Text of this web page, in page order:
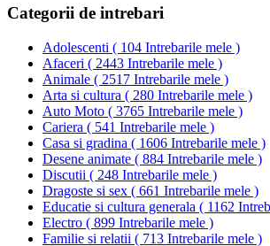
Categorii de intrebari
Adolescenti ( 104 Intrebarile mele )
Afaceri ( 2443 Intrebarile mele )
Animale ( 2517 Intrebarile mele )
Arta si cultura ( 280 Intrebarile mele )
Auto Moto ( 3765 Intrebarile mele )
Cariera ( 541 Intrebarile mele )
Casa si gradina ( 1606 Intrebarile mele )
Desene animate ( 884 Intrebarile mele )
Discutii ( 248 Intrebarile mele )
Dragoste si sex ( 661 Intrebarile mele )
Educatie si cultura generala ( 1162
Electro ( 899 Intrebarile mele )
Familie si relatii ( 713 Intrebarile mele )